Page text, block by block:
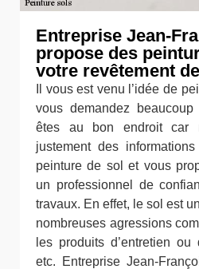
Entreprise Jean-
propose des
votre revêtement
Il vous est venu l’idée de
vous demandez
êtes au bon endroit car
justement des
peinture de sol et vous
un professionnel de
travaux. En effet, le sol est
nombreuses agressions
les produits d’entretien
etc. Entreprise Jean-